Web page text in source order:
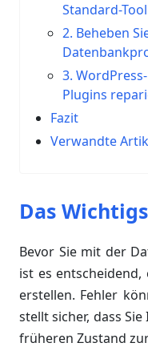
Standard-
2. Beheben
3.
Plugins
Fazit
Verwandte
Das
Bevor Sie mit der
ist es
erstellen. Fehler
stellt sicher, dass
früheren Zustand